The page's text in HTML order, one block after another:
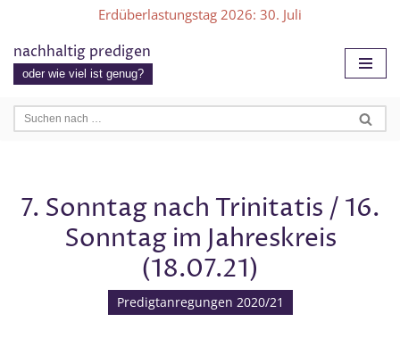
Zum
Inhalt
Erdüberlastungstag 2026: 30. Juli
nachhaltig predigen
oder wie viel ist genug?
7. Sonntag nach Trinitatis / 16.
Sonntag im Jahreskreis
(18.07.21)
Predigtanregungen 2020/21